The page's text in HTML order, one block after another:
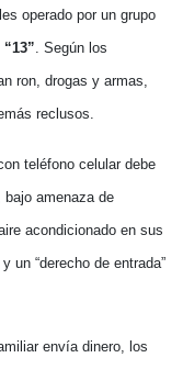
operado por un grupo
“13” . Según los
ron, drogas y armas,
reclusos.
teléfono celular debe
amenaza de
acondicionado en sus
un “derecho de entrada”
envía dinero, los